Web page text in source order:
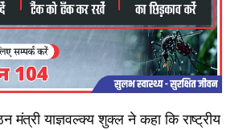
मंत्री याज्ञवल्क्य शुक्ल ने कहा कि राष्ट्रीय